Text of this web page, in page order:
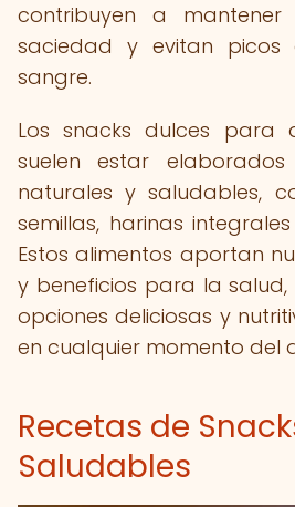
contribuyen a
saciedad y evitan
sangre.
Los snacks dulces para
suelen estar elaborados
naturales y saludables,
semillas, harinas
Estos alimentos aportan
y beneficios para la salud,
opciones deliciosas y
en cualquier momento del
Recetas de
Saludables